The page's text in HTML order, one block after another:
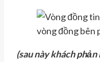
vòng đồng bên
(sau này khách